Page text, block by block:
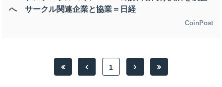
へ サークル関連企業と協業＝日経
CoinPost
1